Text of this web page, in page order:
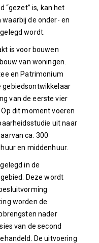
“gezet” is, kan het
de onder- en
wordt.
is voor bouwen
van woningen.
en Patrimonium
gebiedsontwikkelaar
van de eerste vier
dit moment voeren
uit naar
ca. 300
en middenhuur.
in de
Deze wordt
worden de
nader
van de second
De uitvoering